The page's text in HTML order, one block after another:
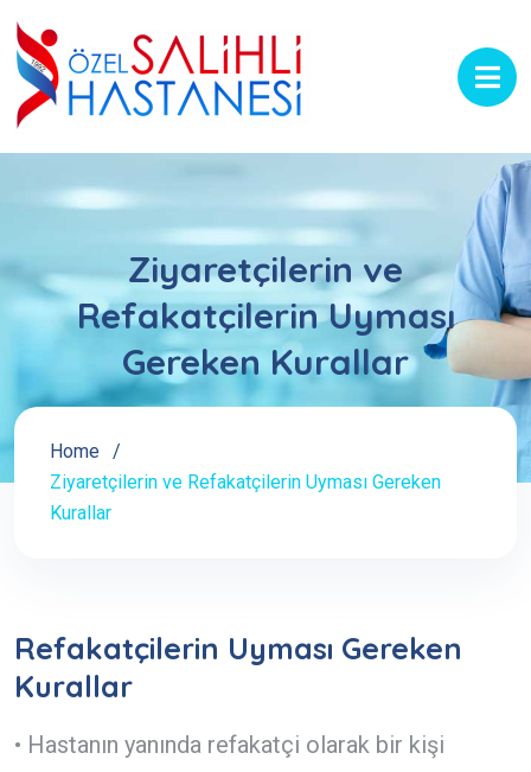
Ziyaretçilerin ve
Refakatçilerin Uyması
Gereken Kurallar
Home
Ziyaretçilerin ve Refakatçilerin Uyması Gereken
Kurallar
Refakatçilerin Uyması Gereken
Kurallar
• Hastanın yanında refakatçi olarak bir kişi